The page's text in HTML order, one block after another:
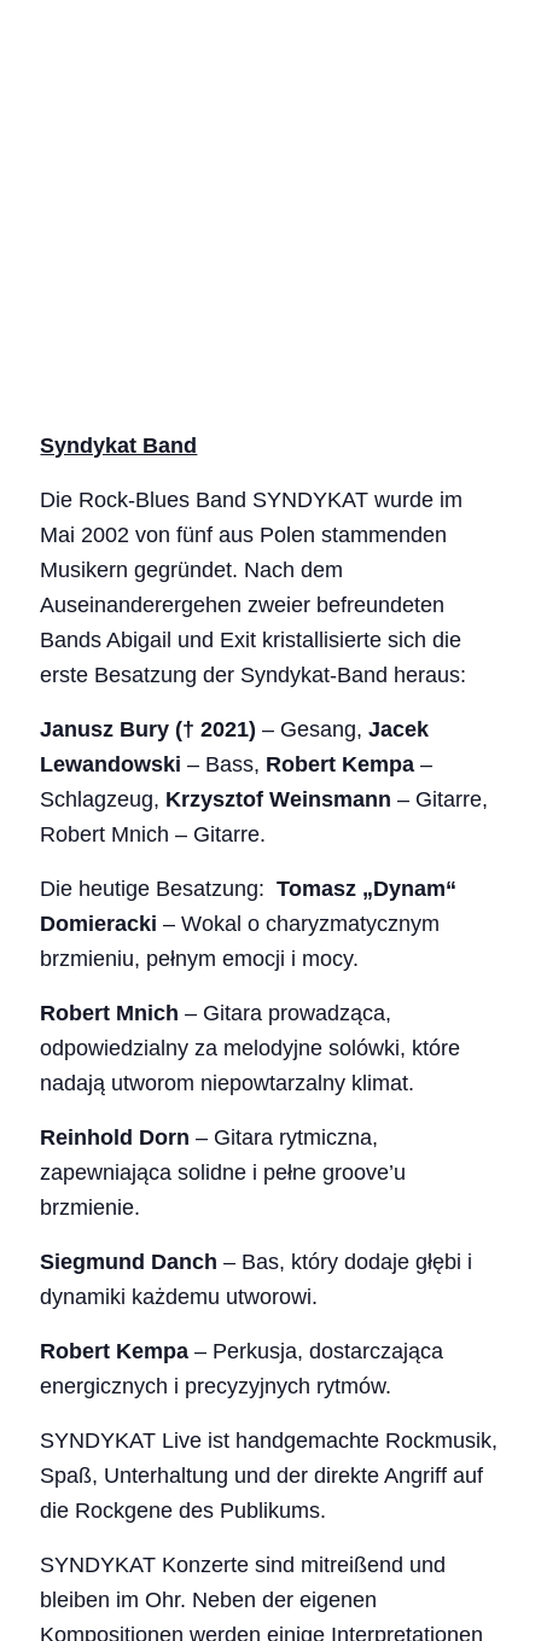
Syndykat Band
Die Rock-Blues Band SYNDYKAT wurde im
Mai 2002 von fünf aus Polen stammenden
Musikern gegründet. Nach dem
Auseinanderergehen zweier befreundeten
Bands Abigail und Exit kristallisierte sich die
erste Besatzung der Syndykat-Band heraus:
Janusz Bury († 2021) – Gesang,Jacek
Lewandowski – Bass, Robert Kempa –
Schlagzeug, Krzysztof Weinsmann – Gitarre,
Robert Mnich – Gitarre.
Die heutige Besatzung:Tomasz „Dynam“
Domieracki – Wokal o charyzmatycznym
brzmieniu, pełnym emocji i mocy.
Robert Mnich – Gitara prowadząca,
odpowiedzialny za melodyjne solówki, które
nadają utworom niepowtarzalny klimat.
Reinhold Dorn – Gitara rytmiczna,
zapewniająca solidne i pełne groove’u
brzmienie.
Siegmund Danch – Bas, który dodaje głębi i
dynamiki każdemu utworowi.
Robert Kempa – Perkusja, dostarczająca
energicznych i precyzyjnych rytmów.
SYNDYKAT Live ist handgemachte Rockmusik,
Spaß, Unterhaltung und der direkte Angriff auf
die Rockgene des Publikums.
SYNDYKAT Konzerte sind mitreißend und
bleiben im Ohr. Neben der eigenen
Kompositionen werden einige Interpretationen